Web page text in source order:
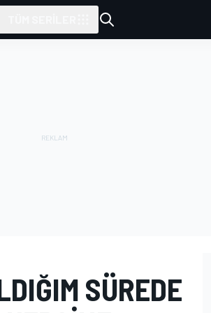
SÜREDE